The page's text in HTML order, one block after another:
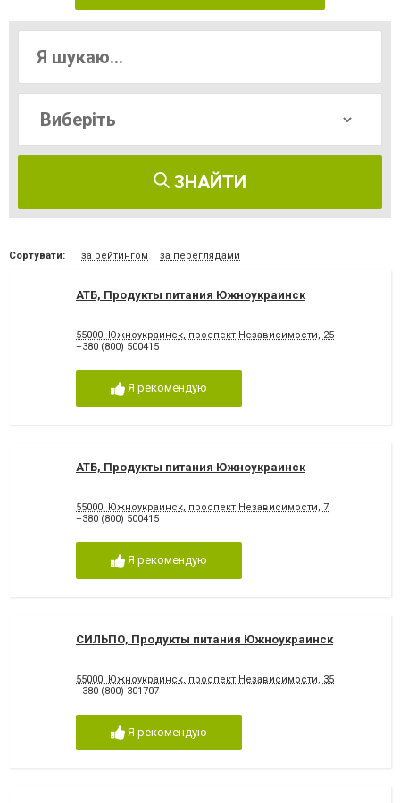
ЗНАЙТИ
Сортувати: за рейтингом за переглядами
АТБ, Продукты питания Южноукраинск
55000, Южноукраинск, проспект Независимости, 25
+380 (800) 500415
Я рекомендую
АТБ, Продукты питания Южноукраинск
55000, Южноукраинск, проспект Независимости, 7
+380 (800) 500415
Я рекомендую
СИЛЬПО, Продукты питания Южноукраинск
55000, Южноукраинск, проспект Независимости, 35
+380 (800) 301707
Я рекомендую